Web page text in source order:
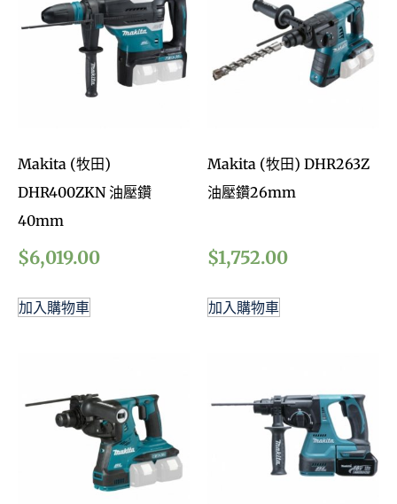
Makita (牧田)
DHR400ZKN 油壓鑽
40mm
$6,019.00
加入購物車
Makita (牧田) DHR263Z
油壓鑽26mm
$1,752.00
加入購物車